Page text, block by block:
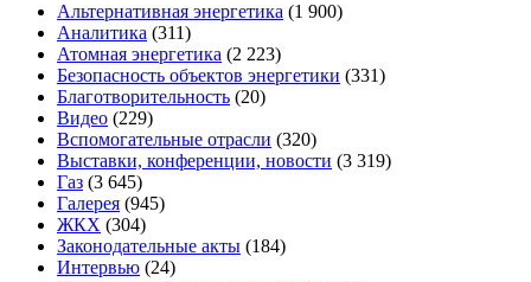
Альтернативная энергетика (1 900)
Аналитика (311)
Атомная энергетика (2 223)
Безопасность объектов энергетики (331)
Благотворительность (20)
Видео (229)
Вспомогательные отрасли (320)
Выставки, конференции, новости (3 319)
Газ (3 645)
Галерея (945)
ЖКХ (304)
Законодательные акты (184)
Интервью (24)